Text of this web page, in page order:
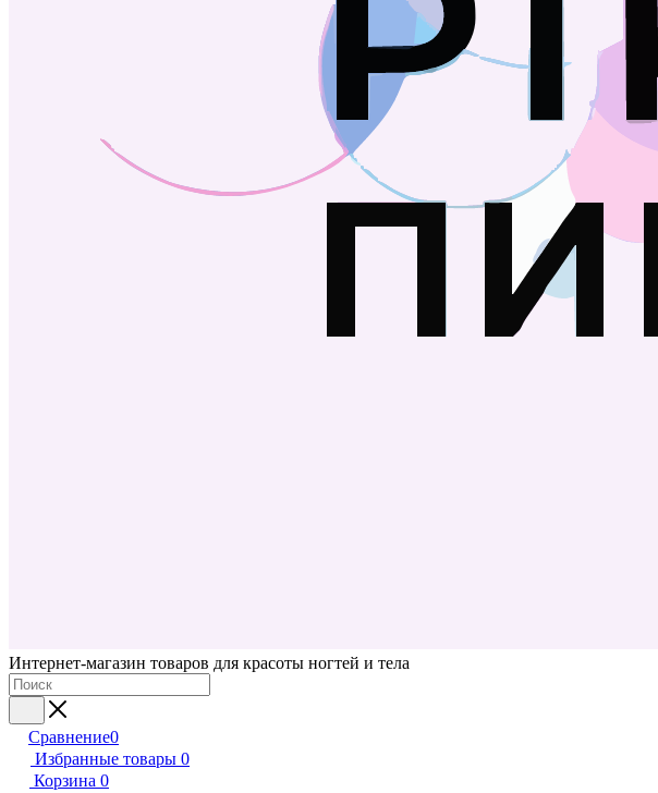
Интернет-магазин товаров для красоты ногтей и тела
Сравнение0
Избранные товары 0
Корзина 0